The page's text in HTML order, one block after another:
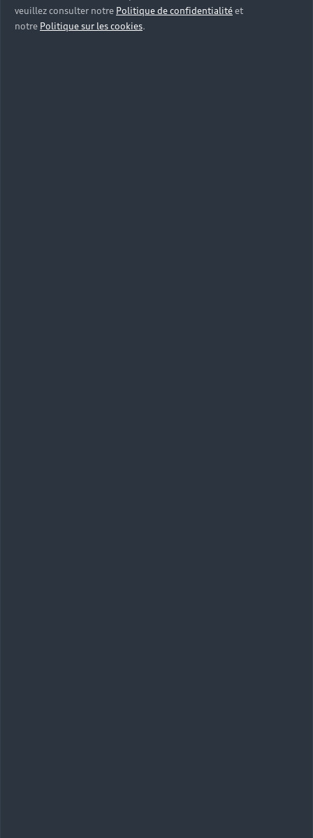
veuillez consulter notre Politique de confidentialitéet
notre Politique sur les cookies.